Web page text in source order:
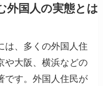
外国人の実態とは
は、多くの外国人住
や大阪、横浜などの
です。外国人住民が